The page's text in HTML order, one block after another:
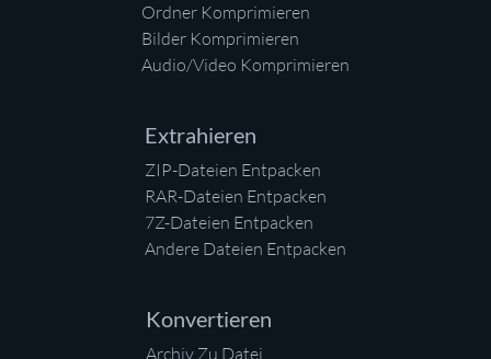
Ordner Komprimieren
Bilder Komprimieren
Audio/Video Komprimieren
Extrahieren
ZIP-Dateien Entpacken
RAR-Dateien Entpacken
7Z-Dateien Entpacken
Andere Dateien Entpacken
Konvertieren
Archiv Zu Datei